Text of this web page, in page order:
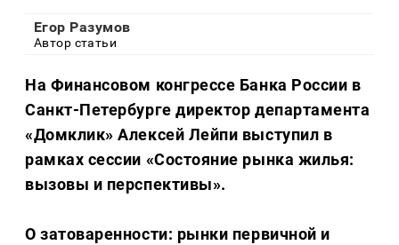
Егор Разумов
Автор статьи
На Финансовом конгрессе Банка России в
Санкт-Петербурге директор департамента
«Домклик» Алексей Лейпи выступил в
рамках сессии «Состояние рынка жилья:
вызовы и перспективы».
О затоваренности: рынки первичной и